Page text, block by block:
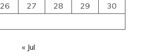
26 27 28 29
30
« Jul